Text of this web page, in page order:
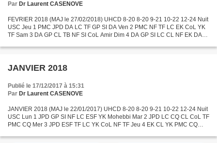
Par Dr Laurent CASENOVE
FEVRIER 2018 (MAJ le 27/02/2018) UHCD 8-20 8-20 9-21 10-22 12-24 Nuit
USC Jeu 1 PMC JPD DA LC TF GP SI DA Ven 2 PMC NF TF LC EK CoL YK
TF Sam 3 DA GP CL TB NF SI CoL Amir Dim 4 DA GP SI LC CL NF EK DA
JANVIER 2018
Publié le 17/12/2017 à 15:31
Par Dr Laurent CASENOVE
JANVIER 2018 (MAJ le 22/01/2017) UHCD 8-20 8-20 9-21 10-22 12-24 Nuit
USC Lun 1 JPD GP SI NF LC ESF YK Mohebbi Mar 2 JPD LC CQ CL CoL TF
PMC CQ Mer 3 JPD ESF TF LC YK CoL NF TF Jeu 4 EK CL YK PMC CQ